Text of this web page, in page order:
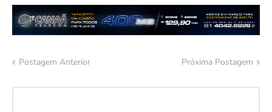
Postagem Anterior Próxima Postagem